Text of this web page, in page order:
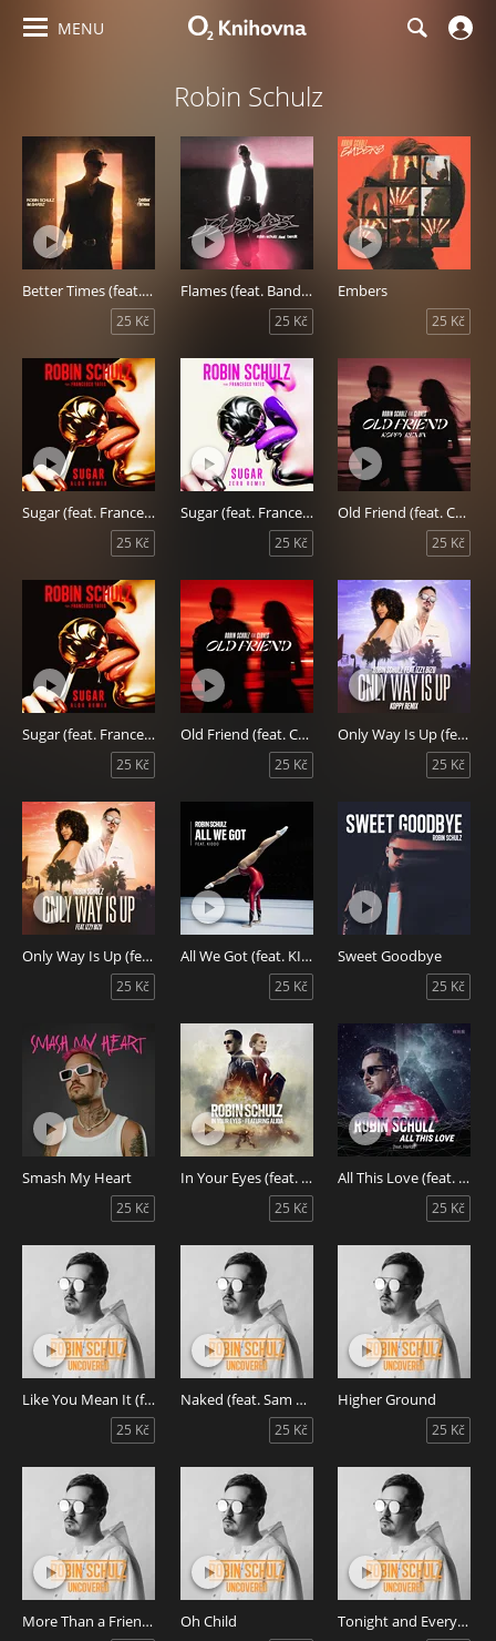
MENU
Robin Schulz
Better Times (feat. BARBZ)
25 Kč
Flames (feat. Bandit)
25 Kč
Embers
25 Kč
Sugar (feat. Francesco Yates) [ALOK Remix]
25 Kč
Sugar (feat. Francesco Yates) [Zerb Remix]
25 Kč
Old Friend (feat. CLOVES) [KOPPY Remix]
25 Kč
Sugar (feat. Francesco Yates) [ALOK Remix]
25 Kč
Old Friend (feat. CLOVES)
25 Kč
Only Way Is Up (feat. Izzy Bizu) [KOPPY Remix]
25 Kč
Only Way Is Up (feat. Izzy Bizu)
25 Kč
All We Got (feat. KIDDO)
25 Kč
Sweet Goodbye
25 Kč
Smash My Heart
25 Kč
In Your Eyes (feat. Alida)
25 Kč
All This Love (feat. Harlœ)
25 Kč
Like You Mean It (feat. Rhys)
25 Kč
Naked (feat. Sam Martin)
25 Kč
Higher Ground
25 Kč
More Than a Friend (feat. Nico Santos) Oh Child Tonight and Every Night